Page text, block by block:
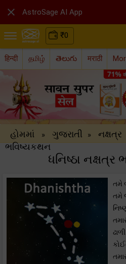
₹0
हिन्दी தமிழ் తెలుగు मराठी
હોમમાં » ગુજરાતી » નક્ષત્ર
ભવિષ્યકથન
ધનિષ્ઠા
તમે
તમે
 AstroSage AI App